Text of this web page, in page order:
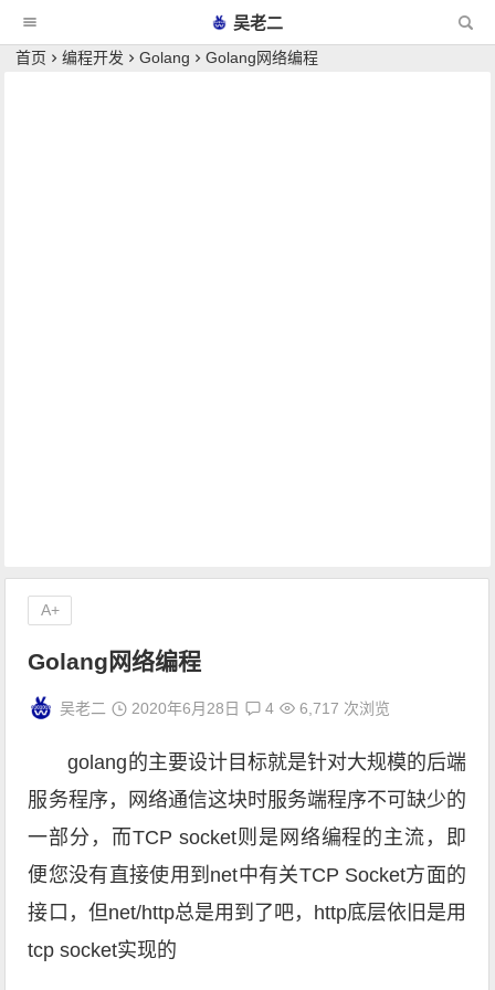
吴老二
首页 编程开发 Golang Golang网络编程
Golang网络编程
吴老二 2020年6月28日 4 6,717 次浏览
golang的主要设计目标就是针对大规模的后端
服务程序，网络通信这块时服务端程序不可缺少的
一部分，而TCP socket则是网络编程的主流，即
便您没有直接使用到net中有关TCP Socket方面的
接口，但net/http总是用到了吧，http底层依旧是用
tcp socket实现的
A+